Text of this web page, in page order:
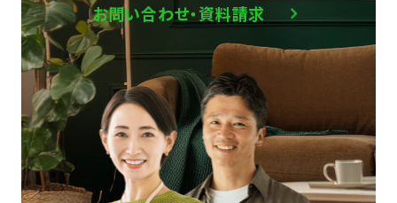
お問い合わせ・資料請求